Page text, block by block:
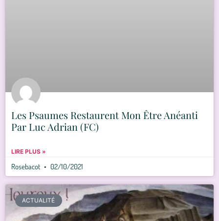
Les Psaumes Restaurent Mon Être Anéanti
Par Luc Adrian (FC)
LIRE PLUS »
Rosebacot 02/10/2021
ACTUALITÉ